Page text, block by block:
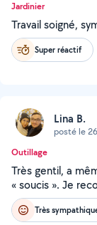
Jardinier
Travail soigné,
Super réactif
Lina B.
posté le
Outillage
Très gentil, a
« soucis ». Je
Très